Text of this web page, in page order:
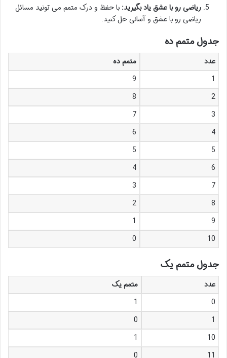
ریاضی رو با عشق یاد بگیرید: با حفظ و درک متمم می تونید مسائل
ریاضی رو با عشق و آسانی حل کنید.
جدول متمم ده
عدد
متمم ده
1
9
2
8
3
7
4
6
5
5
6
4
7
3
8
2
9
1
10
0
جدول متمم یک
عدد
متمم یک
0
1
1
0
10
1
11
0